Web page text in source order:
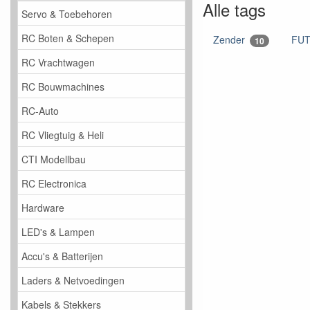
Servo & Toebehoren
RC Boten & Schepen
RC Vrachtwagen
RC Bouwmachines
RC-Auto
RC Vliegtuig & Heli
CTI Modellbau
RC Electronica
Hardware
LED's & Lampen
Accu's & Batterijen
Laders & Netvoedingen
Kabels & Stekkers
Alle tags
Zender 10